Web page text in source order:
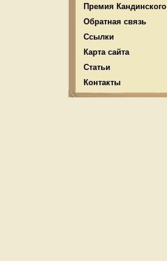
Премия Кандинского
Обратная связь
Ссылки
Карта сайта
Статьи
Контакты